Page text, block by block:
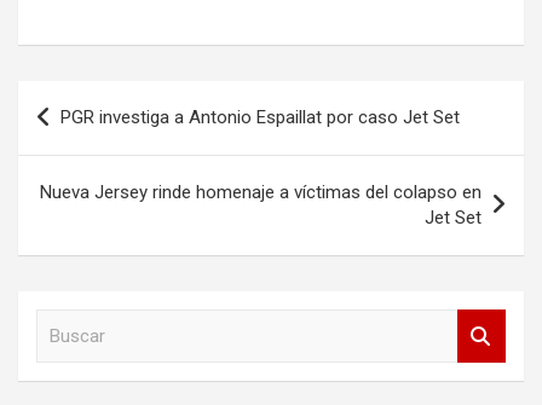
Navegación
de
entradas
PGR investiga a Antonio Espaillat por caso Jet Set
Nueva Jersey rinde homenaje a víctimas del colapso en
Jet Set